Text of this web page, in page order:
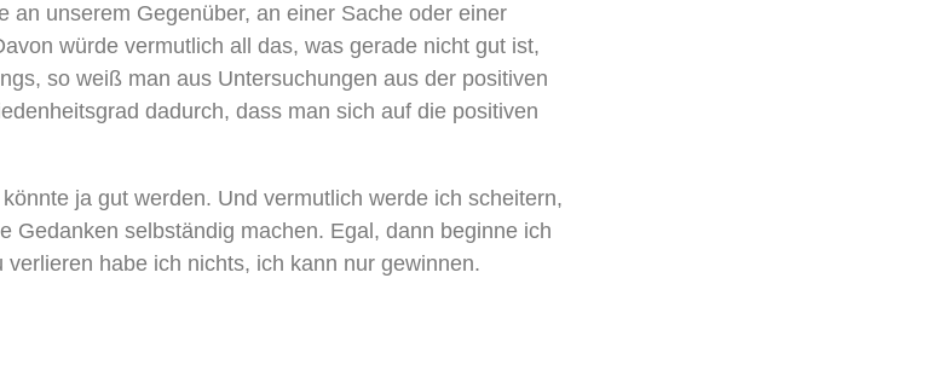
an unserem Gegenüber, an einer Sache oder einer
würde vermutlich all das, was gerade nicht gut ist,
so weiß man aus Untersuchungen aus der positiven
dadurch, dass man sich auf die positiven
ja gut werden. Und vermutlich werde ich scheitern,
Gedanken selbständig machen. Egal, dann beginne ich
habe ich nichts, ich kann nur gewinnen.